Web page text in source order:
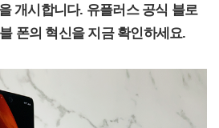
개시합니다. 유플러스 공식 블로
폰의 혁신을 지금 확인하세요.